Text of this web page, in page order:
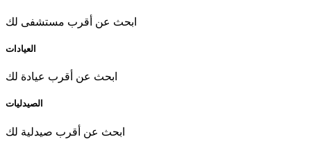
ابحث عن أقرب مستشفى لك
العيادات
ابحث عن أقرب عيادة لك
الصيدليات
ابحث عن أقرب صيدلية لك